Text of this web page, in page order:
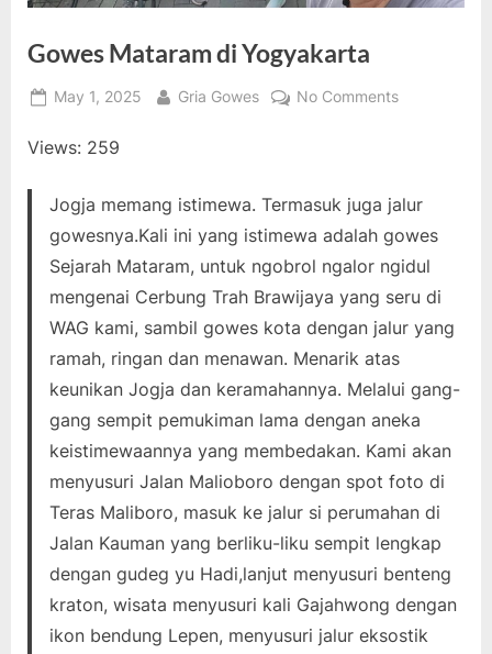
Gowes Mataram di Yogyakarta
Posted
May 1, 2025 By
Gria Gowes No Commentson
Yogyakarta
Views: 259
Jogja memang istimewa. Termasuk juga jalur
gowesnya.Kali ini yang istimewa adalah gowes
Sejarah Mataram, untuk ngobrol ngalor ngidul
mengenai Cerbung Trah Brawijaya yang seru di
WAG kami, sambil gowes kota dengan jalur yang
ramah, ringan dan menawan. Menarik atas
keunikan Jogja dan keramahannya. Melalui gang-
gang sempit pemukiman lama dengan aneka
keistimewaannya yang membedakan. Kami akan
menyusuri Jalan Malioboro dengan spot foto di
Teras Maliboro, masuk ke jalur si perumahan di
Jalan Kauman yang berliku-liku sempit lengkap
dengan gudeg yu Hadi,lanjut menyusuri benteng
kraton, wisata menyusuri kali Gajahwong dengan
ikon bendung Lepen, menyusuri jalur eksostik